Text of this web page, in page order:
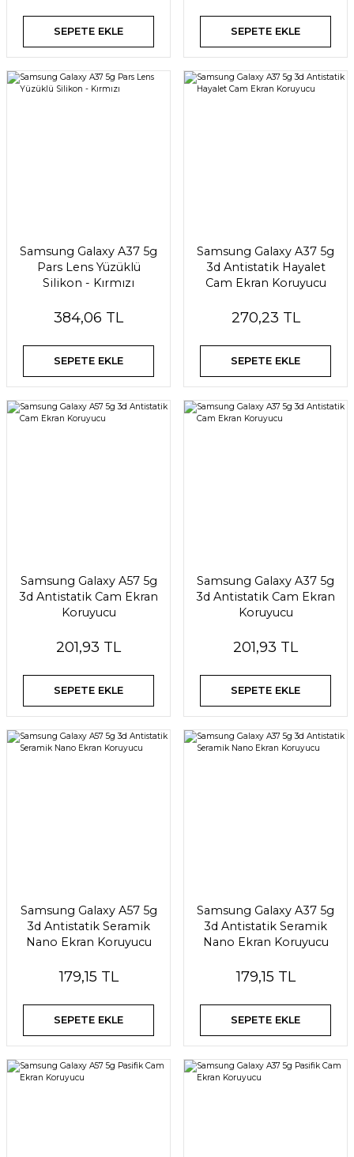
SEPETE EKLE SEPETE EKLE
Samsung Galaxy A37 5g
Pars Lens Yüzüklü
Silikon - Kırmızı
384,06 TL
SEPETE EKLE
Samsung Galaxy A37 5g
3d Antistatik Hayalet
Cam Ekran Koruyucu
270,23 TL
SEPETE EKLE
Samsung Galaxy A57 5g
3d Antistatik Cam Ekran
Koruyucu
201,93 TL
SEPETE EKLE
Samsung Galaxy A37 5g
3d Antistatik Cam Ekran
Koruyucu
201,93 TL
SEPETE EKLE
Samsung Galaxy A57 5g
3d Antistatik Seramik
Nano Ekran Koruyucu
179,15 TL
SEPETE EKLE
Samsung Galaxy A37 5g
3d Antistatik Seramik
Nano Ekran Koruyucu
179,15 TL
SEPETE EKLE